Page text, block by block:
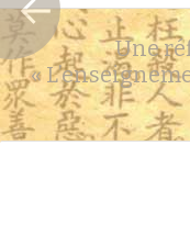
des
articles
←
→
Une
«